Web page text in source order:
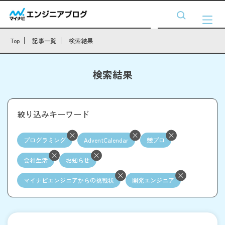
Top 記事一覧 検索結果
検索結果
絞り込みキーワード
プログラミング AdventCalendar 競プロ
会社生活 お知らせ
マイナビエンジニアからの挑戦状 開発エンジニア